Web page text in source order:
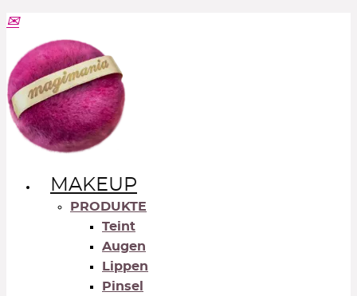
MAKEUP
PRODUKTE
Teint
Augen
Lippen
Pinsel